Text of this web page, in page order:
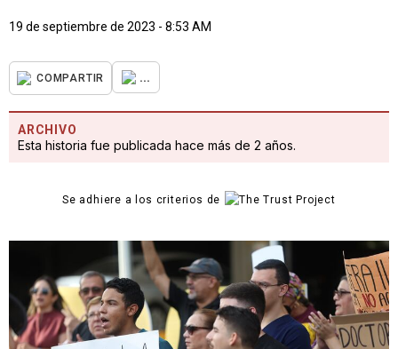
19 de septiembre de 2023 - 8:53 AM
COMPARTIR ...
ARCHIVO
Esta historia fue publicada hace más de 2 años.
Se adhiere a los criterios de